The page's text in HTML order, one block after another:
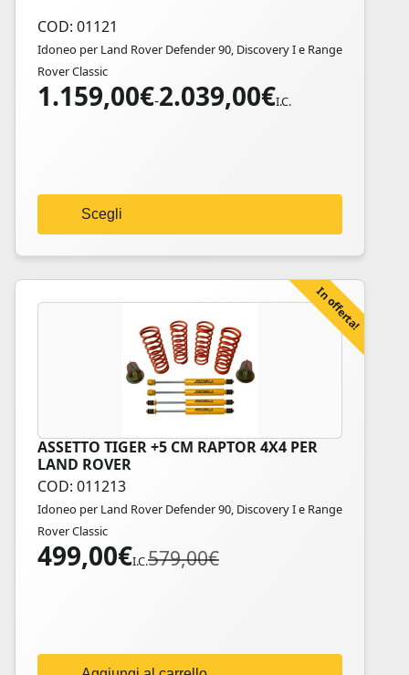
COD: 01121
Idoneo per Land Rover Defender 90, Discovery I e Range
Rover Classic
1.159,00€-2.039,00€
Fascia
a
2.039,00€
I.C.
Scegli
ha
più
varianti.
Le
pagina
del
In offerta!
ASSETTO TIGER +5 CM RAPTOR 4X4 PER
LAND ROVER
COD: 011213
Idoneo per Land Rover Defender 90, Discovery I e Range
Rover Classic
579,00€
Il
prezzo
499,00€
Il
prezzo
I.C.